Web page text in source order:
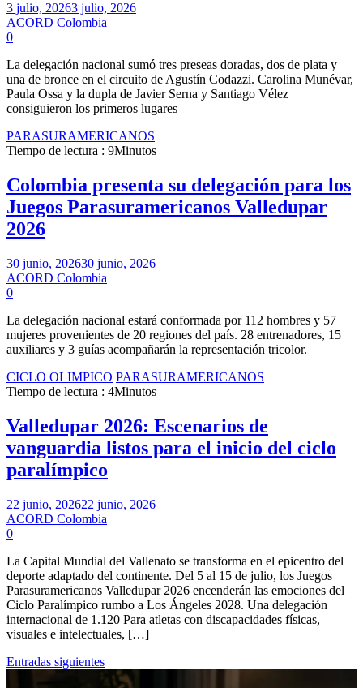
3 julio, 20263 julio, 2026
ACORD Colombia
0
La delegación nacional sumó tres preseas doradas, dos de plata y
una de bronce en el circuito de Agustín Codazzi. Carolina Munévar,
Paula Ossa y la dupla de Javier Serna y Santiago Vélez
consiguieron los primeros lugares
PARASURAMERICANOS
Tiempo de lectura : 9Minutos
Colombia presenta su delegación para los
Juegos Parasuramericanos Valledupar
2026
30 junio, 202630 junio, 2026
ACORD Colombia
0
La delegación nacional estará conformada por 112 hombres y 57
mujeres provenientes de 20 regiones del país. 28 entrenadores, 15
auxiliares y 3 guías acompañarán la representación tricolor.
CICLO OLIMPICO PARASURAMERICANOS
Tiempo de lectura : 4Minutos
Valledupar 2026: Escenarios de
vanguardia listos para el inicio del ciclo
paralímpico
22 junio, 202622 junio, 2026
ACORD Colombia
0
La Capital Mundial del Vallenato se transforma en el epicentro del
deporte adaptado del continente. Del 5 al 15 de julio, los Juegos
Parasuramericanos Valledupar 2026 encenderán las emociones del
Ciclo Paralímpico rumbo a Los Ángeles 2028. Una delegación
internacional de 1.120 Para atletas con discapacidades físicas,
visuales e intelectuales, […]
Navegación
Entradas siguientes